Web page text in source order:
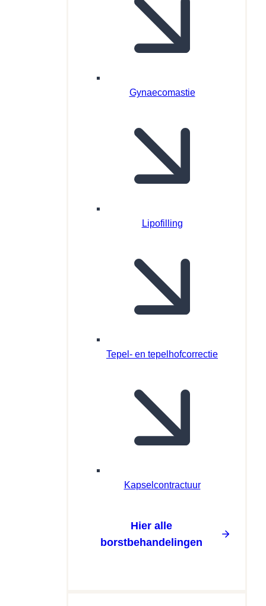
Gynaecomastie
Lipofilling
Tepel- en tepelhofcorrectie
Kapselcontractuur
Hier alle
borstbehandelingen